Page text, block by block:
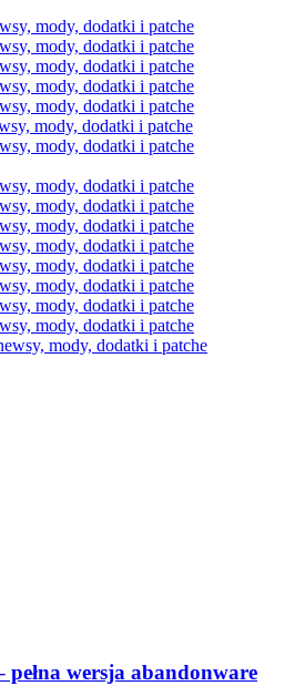
mody, dodatki i patche
mody, dodatki i patche
mody, dodatki i patche
mody, dodatki i patche
mody, dodatki i patche
mody, dodatki i patche
mody, dodatki i patche
mody, dodatki i patche
mody, dodatki i patche
mody, dodatki i patche
mody, dodatki i patche
mody, dodatki i patche
mody, dodatki i patche
mody, dodatki i patche
mody, dodatki i patche
mody, dodatki i patche
pełna wersja abandonware